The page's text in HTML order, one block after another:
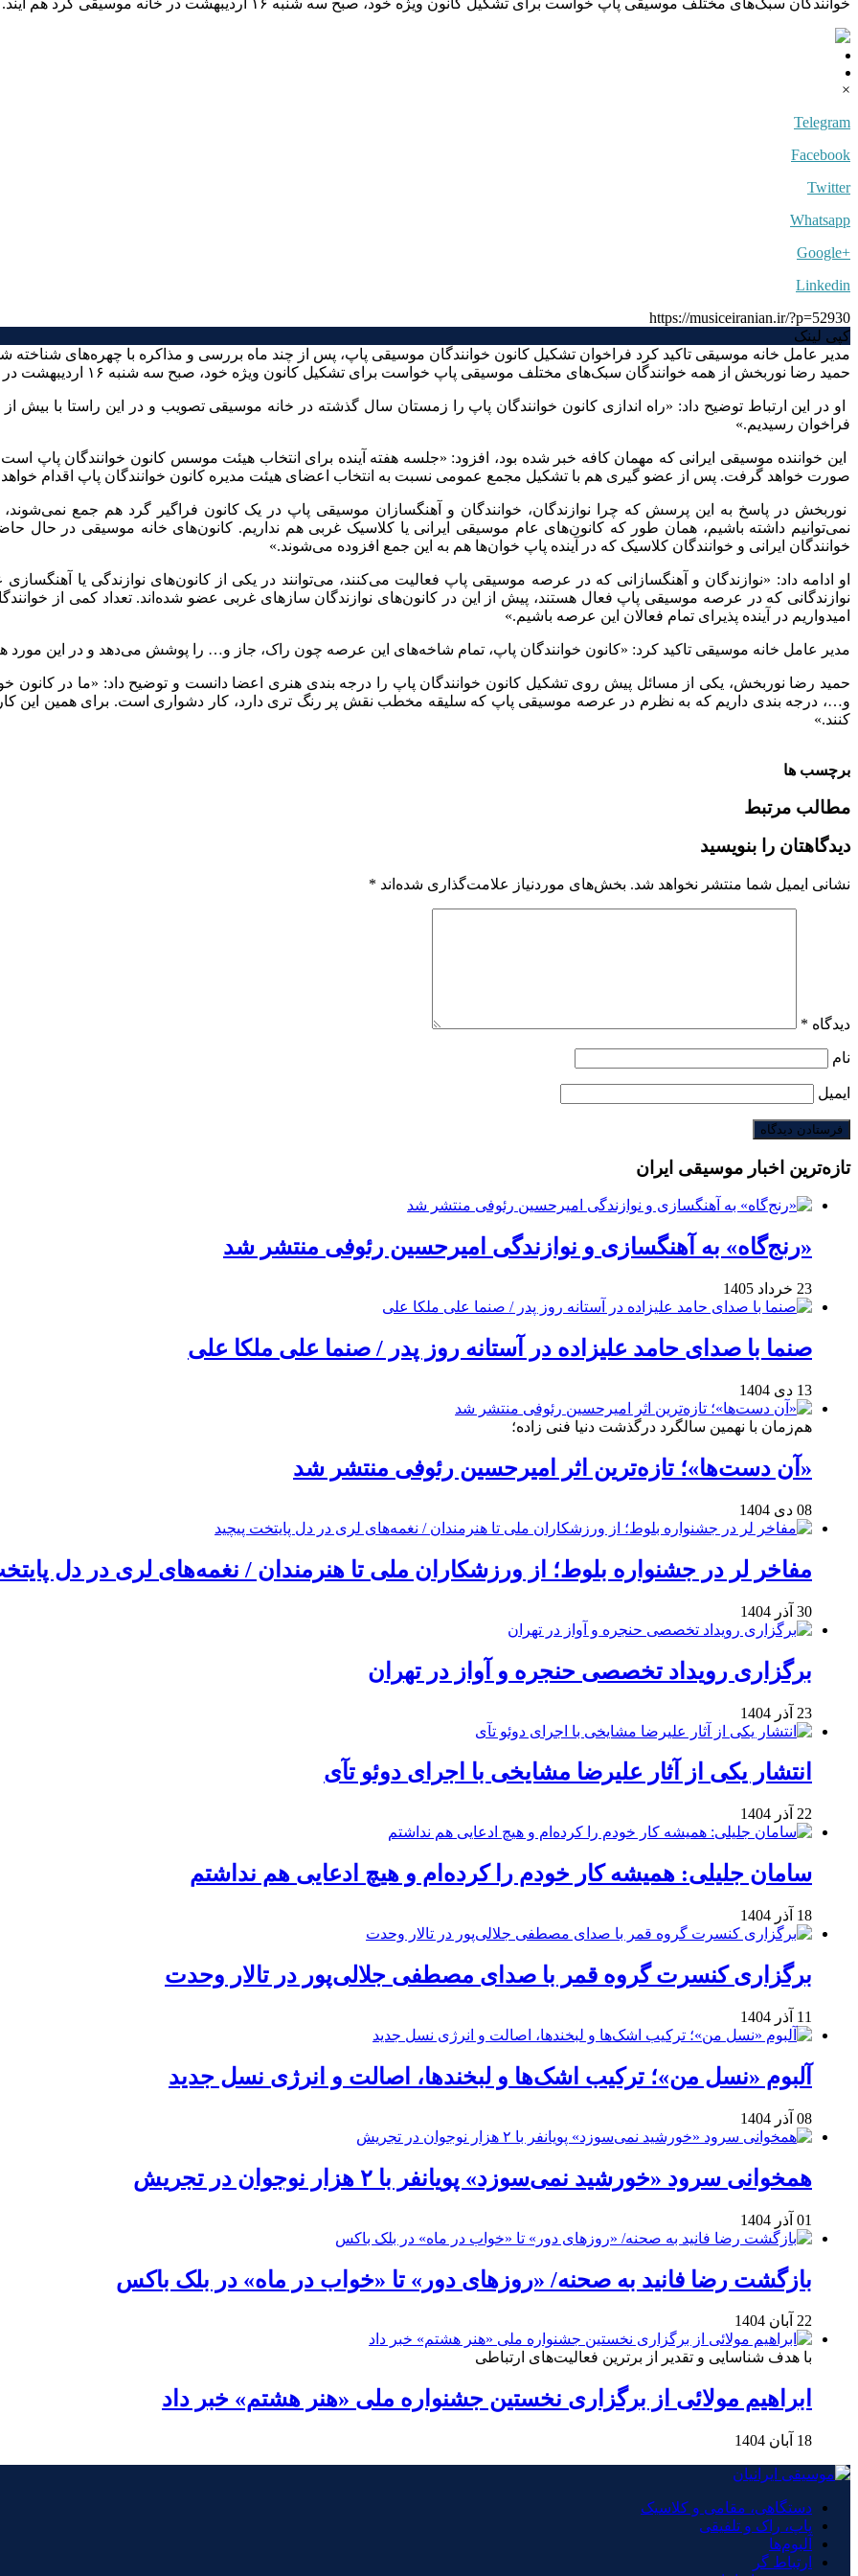
×
Telegram
Facebook
Twitter
Whatsapp
+Google
Linkedin
https://musiceiranian.ir/?p=52930
کپی لینک
مدیر عامل خانه موسیقی تاکید کرد فراخوان تشکیل کانون خوانندگان موسیقی پاپ، پس از چند ماه بررسی و مذاکره با چهره‌های
حمید رضا نوربخش از همه خوانندگان سبک‌های مختلف موسیقی پاپ خواست برای تشکیل کانون ویژه خود، صبح سه شنبه ۱۶ اردیبهشت در خانه موسیقی گرد هم آیند.
فراخوان رسیدیم.»
این خواننده موسیقی ایرانی که مهمان کافه خبر شده بود، افزود: «جلسه هفته آینده برای انتخاب هیئت موسس کانون خوانندگان پاپ
صورت خواهد گرفت. پس از عضو گیری هم با تشکیل مجمع عمومی نسبت به انتخاب اعضای هیئت مدیره کانون خوانندگان پاپ اقدام
نوربخش در پاسخ به این پرسش که چرا نوازندگان، خوانندگان و آهنگسازان موسیقی پاپ در یک کانون فراگیر گرد هم جمع
نمی‌توانیم داشته باشیم،‌‌ همان طور که کانون‌های عام موسیقی ایرانی یا کلاسیک غربی هم نداریم. کانون‌های خانه موسیقی در حال
خوانندگان ایرانی و خوانندگان کلاسیک که در آینده پاپ خوان‌ها هم به این جمع افزوده می‌شوند.»
او ادامه داد: «نوازندگان و آهنگسازانی که در عرصه موسیقی پاپ فعالیت می‌کنند، می‌توانند در یکی از کانون‌های نوازندگی یا
نوازندگانی که در عرصه موسیقی پاپ فعال هستند، پیش از این در کانون‌های نوازندگان سازهای غربی عضو شده‌اند. تعداد کمی از
امیدواریم در آینده پذیرای تمام فعالان این عرصه باشیم.»
مدیر عامل خانه موسیقی تاکید کرد: «کانون خوانندگان پاپ، تمام شاخه‌های این عرصه چون راک، جاز و… را پوشش می‌دهد و در این مورد
حمید رضا نوربخش، یکی از مسائل پیش روی تشکیل کانون خوانندگان پاپ را درجه بندی هنری اعضا دانست و توضیح داد: «ما در کانون
و…، درجه بندی داریم که به نظرم در عرصه موسیقی پاپ که سلیقه مخطب نقش پر رنگ تری دارد، کار دشواری است. برای همین این کار
کنند.»
برچسب ها
مطالب مرتبط
دیدگاهتان را بنویسید
نشانی ایمیل شما منتشر نخواهد شد. بخش‌های موردنیاز علامت‌گذاری شده‌اند *
دیدگاه *
نام
ایمیل
تازه‌ترین اخبار موسیقی ایران
«رنج‌گاه» به آهنگسازی و نوازندگی امیرحسین رئوفی منتشر شد
23 خرداد 1405
صنما با صدای حامد علیزاده در آستانه روز پدر / صنما علی ملکا علی
13 دی 1404
هم‌زمان با نهمین سالگرد درگذشت دنیا فنی زاده؛
«آن دست‌ها»؛ تازه‌ترین اثر امیرحسین رئوفی منتشر شد
08 دی 1404
مفاخر لر در جشنواره بلوط؛ از ورزشکاران ملی تا هنرمندان / نغمه‌های لری در دل
30 آذر 1404
برگزاری رویداد تخصصی حنجره و آواز در تهران
23 آذر 1404
انتشار یکی از آثار علیرضا مشایخی با اجرای دوئو تآی
22 آذر 1404
سامان جلیلی: همیشه کار خودم را کرده‌ام و هیچ ادعایی هم نداشتم
18 آذر 1404
برگزاری کنسرت گروه قمر با صدای مصطفی جلالی‌پور در تالار وحدت
11 آذر 1404
آلبوم «نسل من»؛ ترکیب اشک‌ها و لبخندها، اصالت و انرژی نسل جدید
08 آذر 1404
همخوانی سرود «خورشید نمی‌سوزد» پویانفر با ۲ هزار نوجوان در تجریش
01 آذر 1404
بازگشت رضا فانید به صحنه/ «روزهای دور» تا «خواب در ماه» در بلک باکس
22 آبان 1404
با هدف شناسایی و تقدیر از برترین فعالیت‌های ارتباطی
ابراهیم مولائی از برگزاری نخستین جشنواره ملی «هنر هشتم» خبر داد
18 آبان 1404
دستگاهی، مقامی و کلاسیک
پاپ، راک و تلفیقی
آلبوم‌ها
ارتباط گر